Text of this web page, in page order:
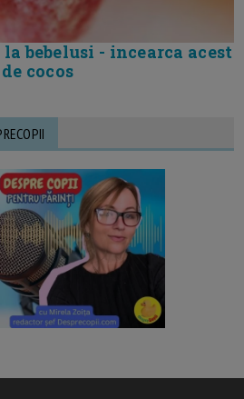
bebelusi - incearca acest
cocos